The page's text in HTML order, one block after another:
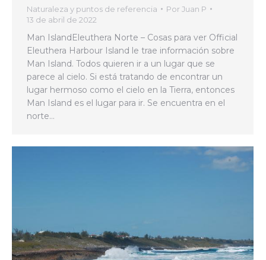
Naturaleza y puntos de referencia PorJuan P
13 de abril de 2022
Man IslandEleuthera Norte – Cosas para ver Official
Eleuthera Harbour Island le trae información sobre
Man Island. Todos quieren ir a un lugar que se
parece al cielo. Si está tratando de encontrar un
lugar hermoso como el cielo en la Tierra, entonces
Man Island es el lugar para ir. Se encuentra en el
norte…